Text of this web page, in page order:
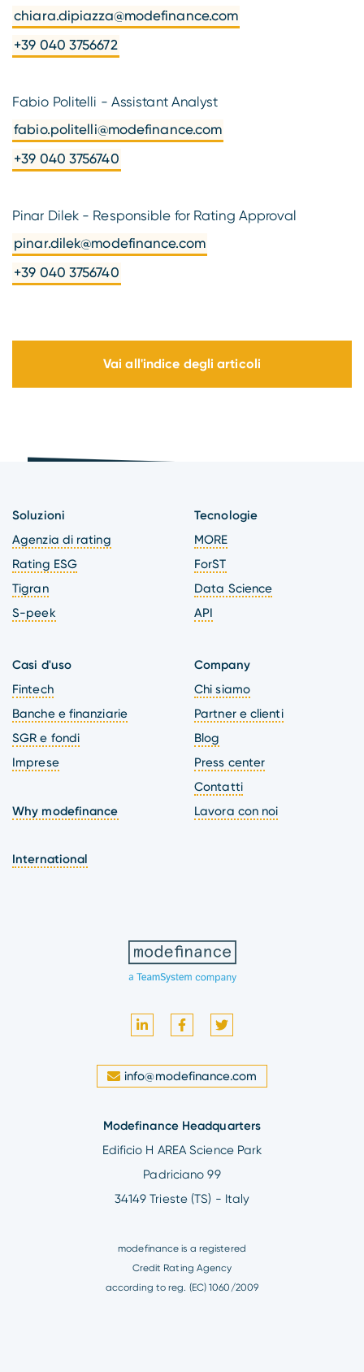
chiara.dipiazza@modefinance.com
+39 040 3756672
Fabio Politelli - Assistant Analyst
fabio.politelli@modefinance.com
+39 040 3756740
Pinar Dilek - Responsible for Rating Approval
pinar.dilek@modefinance.com
+39 040 3756740
Vai all'indice degli articoli
Soluzioni
Agenzia di rating
Rating ESG
Tigran
S-peek
Tecnologie
MORE
ForST
Data Science
API
Casi d'uso
Fintech
Banche e finanziarie
SGR e fondi
Imprese
Why modefinance
International
Company
Chi siamo
Partner e clienti
Blog
Press center
Contatti
Lavora con noi
info@modefinance.com
Modefinance Headquarters
Edificio H AREA Science Park
Padriciano 99
34149 Trieste (TS) - Italy
modefinance is a registered
Credit Rating Agency
according to reg. (EC) 1060/2009